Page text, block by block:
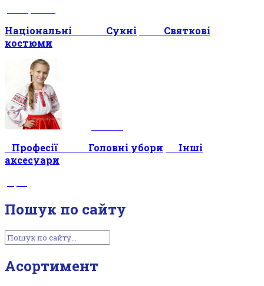
Національні
Сукні
Святкові
костюми
Професії Головні убори
Інші
аксесуари
Пошук по сайту
Асортимент